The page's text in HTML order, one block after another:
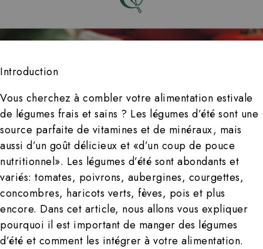
Introduction
Vous cherchez à combler votre alimentation estivale
de légumes frais et sains ? Les légumes d’été sont une
source parfaite de vitamines et de minéraux, mais
aussi d’un goût délicieux et «d’un coup de pouce
nutritionnel». Les légumes d’été sont abondants et
variés: tomates, poivrons, aubergines, courgettes,
concombres, haricots verts, fèves, pois et plus
encore. Dans cet article, nous allons vous expliquer
pourquoi il est important de manger des légumes
d’été et comment les intégrer à votre alimentation.